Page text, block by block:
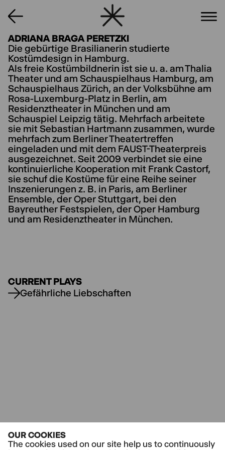
OUR COOKIES
The cookies used on our site help us to continuously
ADRIANA BRAGA PERETZKI
Die gebürtige Brasilianerin studierte
Kostümdesign in Hamburg.
Als freie Kostümbildnerin ist sie u. a. am Thalia
Theater und am Schauspielhaus Hamburg, am
Schauspielhaus Zürich, an der Volksbühne am
Rosa-Luxemburg-Platz in Berlin, am
Residenztheater in München und am
Schauspiel Leipzig tätig. Mehrfach arbeitete
sie mit Sebastian Hartmann zusammen, wurde
mehrfach zum Berliner Theatertreffen
eingeladen und mit dem FAUST-Theaterpreis
ausgezeichnet. Seit 2009 verbindet sie eine
kontinuierliche Kooperation mit Frank Castorf,
sie schuf die Kostüme für eine Reihe seiner
Inszenierungen z. B. in Paris, am Berliner
Ensemble, der Oper Stuttgart, bei den
Bayreuther Festspielen, der Oper Hamburg
und am Residenztheater in München.
CURRENT PLAYS
Gefährliche Liebschaften